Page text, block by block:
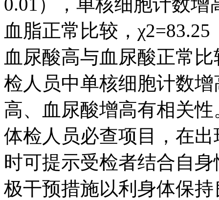
血脂正常比较，
血尿酸高与血尿酸正常
检人员中单核细胞计数
高、血尿酸增高有相关
体检人员必查项目，在
时可提示受检者结合自
极干预措施以利身体保